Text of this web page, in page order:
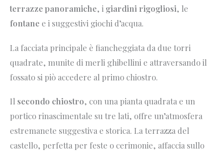
terrazze panoramiche, i giardini rigogliosi, le
fontane e i suggestivi giochi d’acqua.
La facciata principale è fiancheggiata da due torri
quadrate, munite di merli ghibellini e attraversando il
fossato si piò accedere al primo chiostro.
Il secondo chiostro, con una pianta quadrata e un
portico rinascimentale su tre lati, offre un’atmosfera
estremanete suggestiva e storica. La terrazza del
castello, perfetta per feste o cerimonie, affaccia sullo